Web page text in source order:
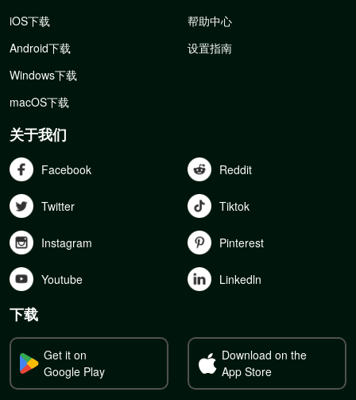
iOS下载
Android下载
Windows下载
macOS下载
帮助中心
设置指南
关于我们
Facebook Reddit
Twitter Tiktok
Instagram Pinterest
Youtube Linkedln
下载
Get it on
Google Play
Download on the
App Store